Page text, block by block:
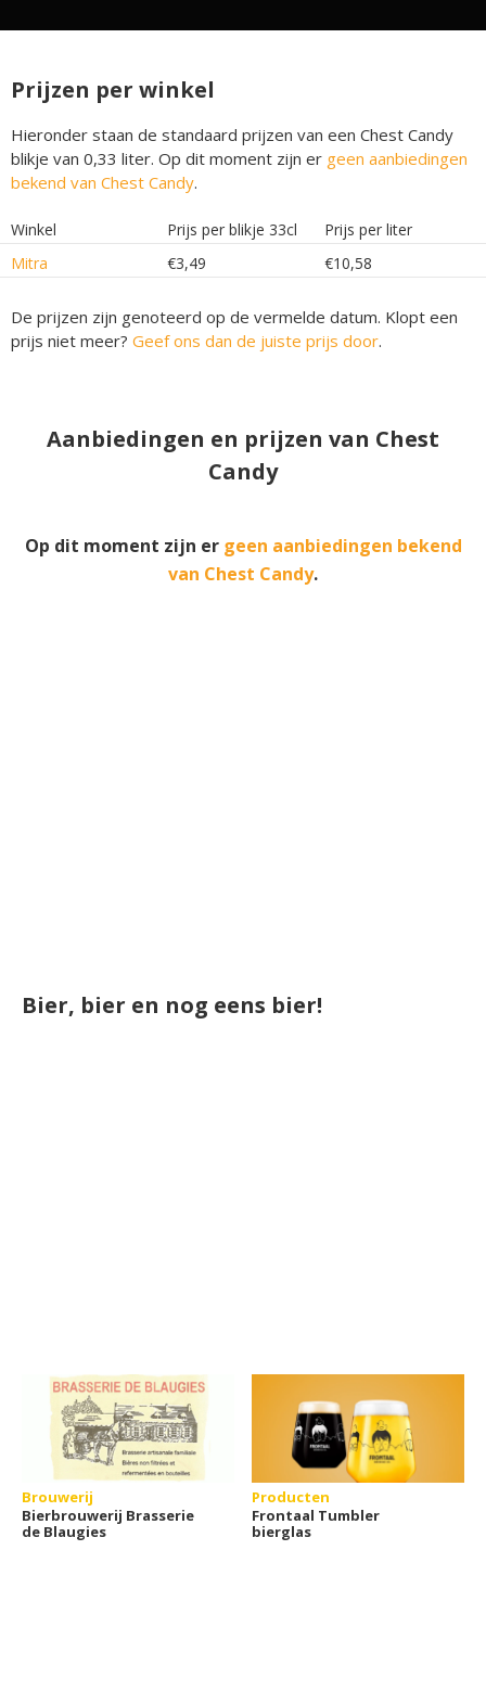
Prijzen per winkel
Hieronder staan de standaard prijzen van een Chest Candy
blikje van 0,33 liter. Op dit moment zijn er geen aanbiedingen
bekend van Chest Candy.
Winkel Prijs per blikje 33cl
Prijs per liter
Mitra
€3,49 €10,58
De prijzen zijn genoteerd op de vermelde datum. Klopt een
prijs niet meer? Geef ons dan de juiste prijs door.
Aanbiedingen en prijzen van Chest
Candy
Op dit moment zijn er geen aanbiedingen bekend
van Chest Candy.
Bier, bier en nog eens bier!
Brouwerij
Bierbrouwerij Brasserie
de Blaugies
Producten
Frontaal Tumbler
bierglas